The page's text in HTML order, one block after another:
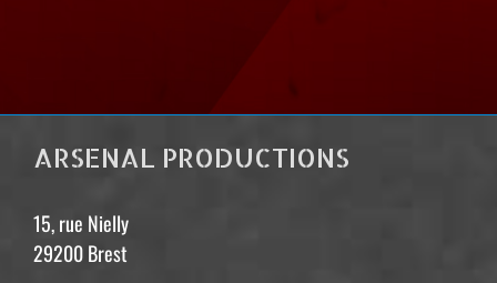
ARSENAL PRODUCTIONS
15, rue Nielly
29200 Brest